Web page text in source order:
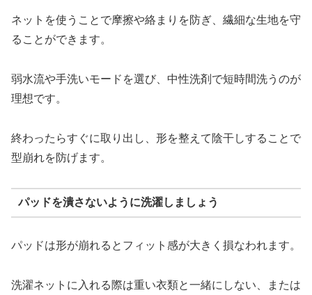
ネットを使うことで摩擦や絡まりを防ぎ、繊細な生地を守
ることができます。
弱水流や手洗いモードを選び、中性洗剤で短時間洗うのが
理想です。
終わったらすぐに取り出し、形を整えて陰干しすることで
型崩れを防げます。
パッドを潰さないように洗濯しましょう
パッドは形が崩れるとフィット感が大きく損なわれます。
洗濯ネットに入れる際は重い衣類と一緒にしない、または